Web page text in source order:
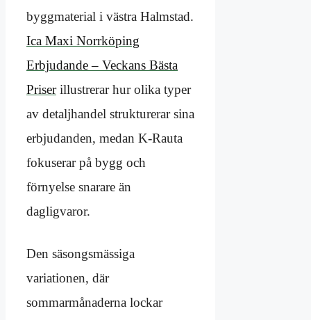
byggmaterial i västra Halmstad.
Ica Maxi Norrköping
Erbjudande – Veckans Bästa
Priserillustrerar hur olika typer
av detaljhandel strukturerar sina
erbjudanden, medan K-Rauta
fokuserar på bygg och
förnyelse snarare än
dagligvaror.
Den säsongsmässiga
variationen, där
sommarmånaderna lockar